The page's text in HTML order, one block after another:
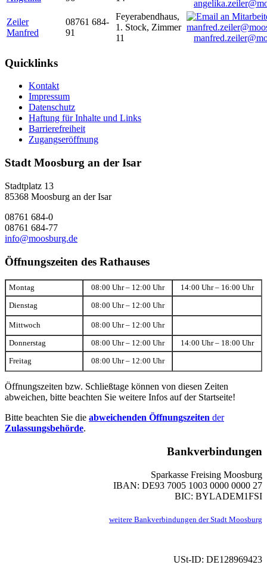
Zeiler
Manfred
08761 684-
91
Feyerabendhaus,
1. Stock, Zimmer
11
Quicklinks
Kontakt
Impressum
Datenschutz
Haftung für Inhalte und Links
Barrierefreiheit
Zugangseröffnung
Stadt Moosburg an der Isar
Stadtplatz 13
85368 Moosburg an der Isar
08761 684-0
08761 684-77
info@moosburg.de
Öffnungszeiten des Rathauses
Montag 08:00 Uhr – 12:00 Uhr 14:00 Uhr – 16:00 Uhr
Dienstag 08:00 Uhr – 12:00 Uhr
Mittwoch 08:00 Uhr – 12:00 Uhr
Donnerstag 08:00 Uhr – 12:00 Uhr 14:00 Uhr – 18:00 Uhr
Freitag 08:00 Uhr – 12:00 Uhr
Öffnungszeiten bzw. Schließtage können von diesen Zeiten
abweichen, bitte beachten Sie weitere Infos auf der Startseite!
Bitte beachten Sie die abweichenden Öffnungszeiten der
Zulassungsbehörde.
Bankverbindungen
Sparkasse Freising Moosburg
IBAN: DE93 7005 1003 0000 0000 27
BIC: BYLADEM1FSI
weitere Bankverbindungen der Stadt Moosburg
USt-ID: DE128969423